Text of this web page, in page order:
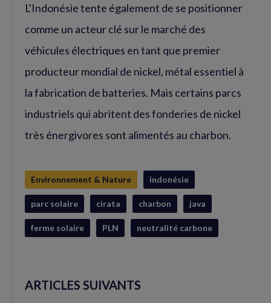
L'Indonésie tente également de se positionner
comme un acteur clé sur le marché des
véhicules électriques en tant que premier
producteur mondial de nickel, métal essentiel à
la fabrication de batteries. Mais certains parcs
industriels qui abritent des fonderies de nickel
très énergivores sont alimentés au charbon.
Environnement & Nature indonésie
parc solaire cirata charbon java
ferme solaire PLN neutralité carbone
ARTICLES SUIVANTS